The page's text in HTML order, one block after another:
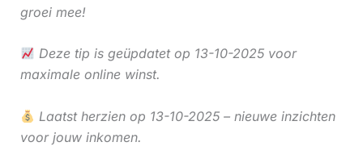
groei mee!
Deze tip is geüpdatet op 13-10-2025 voor
maximale online winst.
Laatst herzien op 13-10-2025 – nieuwe inzichten
voor jouw inkomen.